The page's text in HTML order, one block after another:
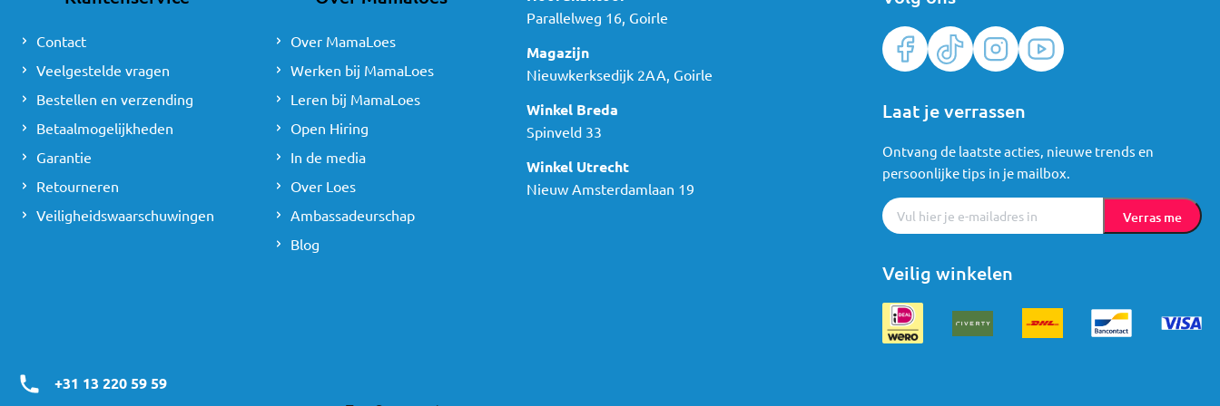
Contact
Veelgestelde vragen
Bestellen en verzending
Betaalmogelijkheden
Garantie
Retourneren
Veiligheidswaarschuwingen
Over MamaLoes
Werken bij MamaLoes
Leren bij MamaLoes
Open Hiring
In de media
Over Loes
Ambassadeurschap
Blog
Parallelweg 16, Goirle
Magazijn
Nieuwkerksedijk 2AA, Goirle
Winkel Breda
Spinveld 33
Winkel Utrecht
Nieuw Amsterdamlaan 19
Veilig winkelen
Laat je verrassen
Ontvang de laatste acties, nieuwe trends en
persoonlijke tips in je mailbox.
Verras me
+31 13 220 59 59